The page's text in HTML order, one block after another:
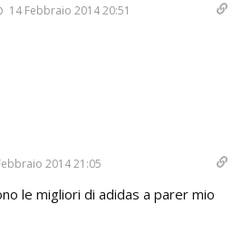
14 Febbraio 2014 20:51
2014 21:05
le migliori di adidas a parer mio